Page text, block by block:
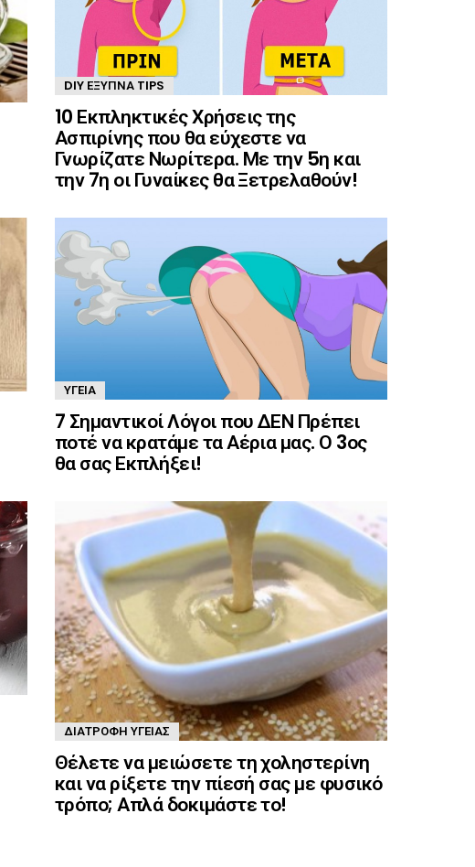
DIY ΈΞΥΠΝΑ TIPS
10 Εκπληκτικές Χρήσεις της
Ασπιρίνης που θα εύχεστε να
Γνωρίζατε Νωρίτερα. Με την 5η και
την 7η οι Γυναίκες θα Ξετρελαθούν!
ΥΓΕΊΑ
7 Σημαντικοί Λόγοι που ΔΕΝ Πρέπει
ποτέ να κρατάμε τα Αέρια μας. Ο 3ος
θα σας Εκπλήξει!
ΔΙΑΤΡΟΦΉ ΥΓΕΊΑΣ
Θέλετε να μειώσετε τη χοληστερίνη
και να ρίξετε την πίεσή σας με φυσικό
τρόπο; Απλά δοκιμάστε το!